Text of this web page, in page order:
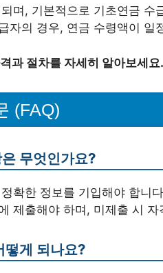
며, 기본적으로 기초연금
자의 경우, 연금 수령액이 일
과 절차를 자세히 알아보세요.
(FAQ)
무엇인가요?
확한 정보를 기입해야 합니
제출해야 하며, 미제출 시
떻게 되나요?